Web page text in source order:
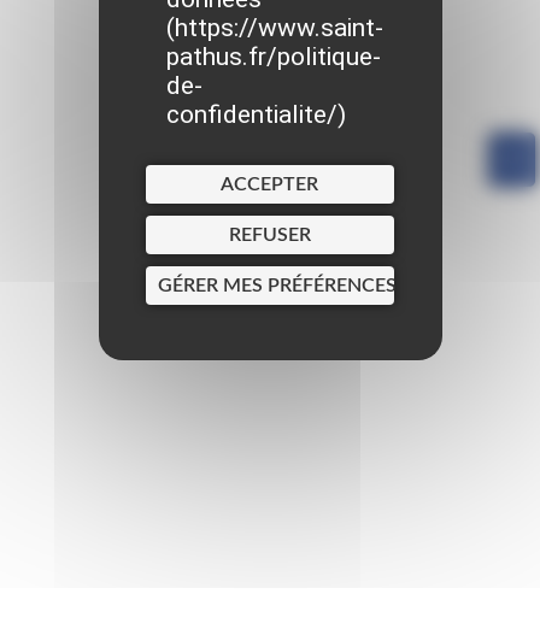
(https://www.saint-
pathus.fr/politique-
de-
confidentialite/)
ACCEPTER
REFUSER
GÉRER MES PRÉFÉRENCES